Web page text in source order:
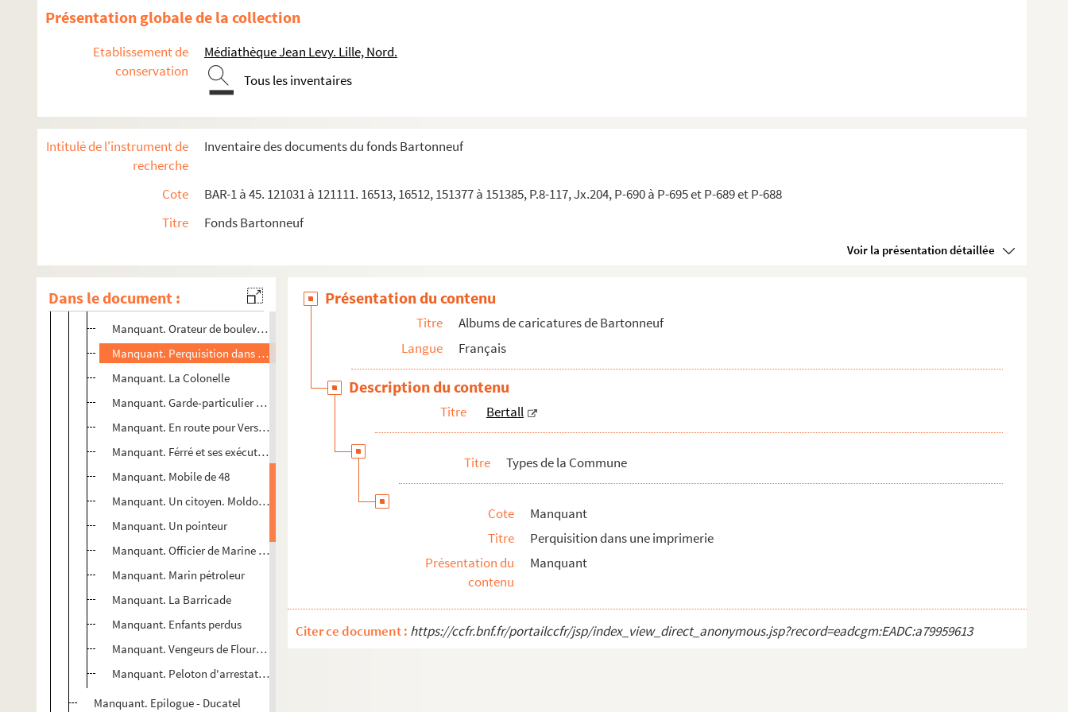
Présentation globale de la collection
Etablissement de
conservation
Médiathèque Jean Levy. Lille, Nord.
Tous les inventaires
Intitulé de l'instrument de
recherche
Inventaire des documents du fonds Bartonneuf
Cote
BAR-1 à 45. 121031 à 121111. 16513, 16512, 151377 à 151385, P.8-117, Jx.204, P-690 à P-695 et P-689 et P-688
Titre
Fonds Bartonneuf
Voir la présentation détaillée
Dans le document :
Manquant. Membre de la Commune (Le citoyen Vallès… etc)
Manquant. Le Citoyen Protot. Ministre de la Justice
Manquant. Retour du bastion
Manquant. Zouave communeux
Manquant. Costume de directeur des télégraphes (Citoyen Pauvert)
Manquant. Colonel délégué aux munitions de guerre (citoyen Assi)
Manquant. Pétroleuses
Manquant. Cantinières
Manquant. Commandant et ingénieur des barricades (Citoyen Gaillard père)
Manquant. Orateur de boulevard
Manquant. Perquisition dans une imprimerie
Manquant. La Colonelle
Manquant. Garde-particulier de Raoul Rigault
Manquant. En route pour Versailles
Manquant. Férré et ses exécuteurs
Manquant. Mobile de 48
Manquant. Un citoyen. Moldo-Valaque
Manquant. Un pointeur
Manquant. Officier de Marine (Le commandant Durassier)
Manquant. Marin pétroleur
Manquant. La Barricade
Manquant. Enfants perdus
Manquant. Vengeurs de Flourens
Manquant. Peloton d'arrestation (un otage)
Manquant. Epilogue - Ducatel
Présentation du contenu
Titre
Albums de caricatures de Bartonneuf
Langue
Français
Description du contenu
Titre Bertall
Titre Types de la Commune
Cote
Manquant
Titre
Perquisition dans une imprimerie
Présentation du
contenu
Manquant
Citer ce document : https://ccfr.bnf.fr/portailccfr/jsp/index_view_direct_anonymous.jsp?record=eadcgm:EADC:a79959613